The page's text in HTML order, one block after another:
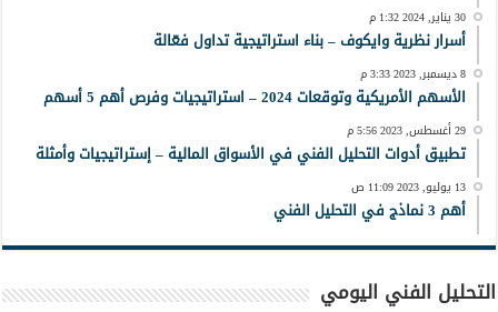
30 يناير, 2024 1:32 م
أسرار نظرية وايكوف – بناء استراتيجية تداول فعّالة
8 ديسمبر, 2023 3:33 م
الأسهم الأمريكية وتوقعات 2024 – استراتيجيات وفرص أهم 5 أسهم
29 أغسطس, 2023 5:56 م
تطبيق أدوات التحليل الفني في الأسواق المالية – إستراتيجيات وأمثلة
13 يوليو, 2023 11:09 ص
أهم 3 نماذج في التحليل الفني
التحليل الفني اليومي